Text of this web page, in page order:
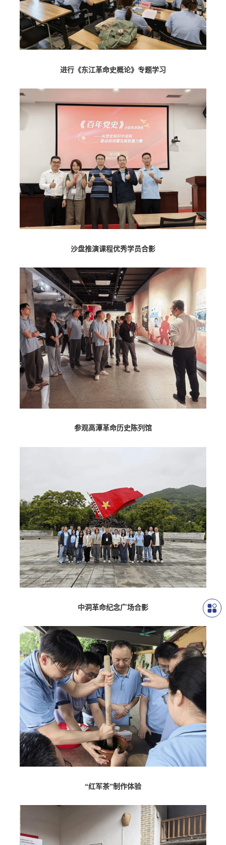
进行 《东江革命史概论》 专题学习
沙盘推演课程优秀学员合影
参观高潭革命历史陈列馆
中洞革命纪念广场合影
“红军茶”制作体验